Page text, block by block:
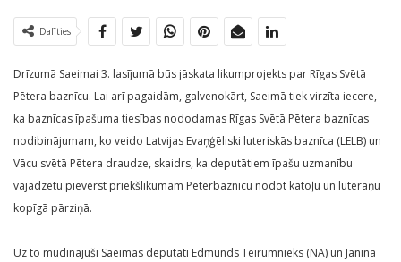
Dalīties
Drīzumā Saeimai 3. lasījumā būs jāskata likumprojekts par Rīgas Svētā
Pētera baznīcu. Lai arī pagaidām, galvenokārt, Saeimā tiek virzīta iecere,
ka baznīcas īpašuma tiesības nododamas Rīgas Svētā Pētera baznīcas
nodibinājumam, ko veido Latvijas Evaņģēliski luteriskās baznīca (LELB) un
Vācu svētā Pētera draudze, skaidrs, ka deputātiem īpašu uzmanību
vajadzētu pievērst priekšlikumam Pēterbaznīcu nodot katoļu un luterāņu
kopīgā pārziņā.
Uz to mudinājuši Saeimas deputāti Edmunds Teirumnieks (NA) un Janīna